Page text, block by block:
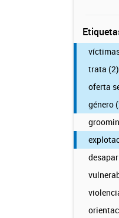
trata (2)
oferta
género